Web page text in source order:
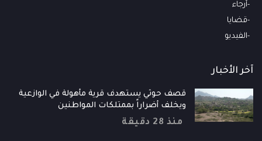
أرجاء
قضايا
الفيديو
آخر الأخبار
قصف حوثي يستهدف قرية مأهولة في الوازعية
ويخلف أضراراً بممتلكات المواطنين
منذ 28 دقيقة